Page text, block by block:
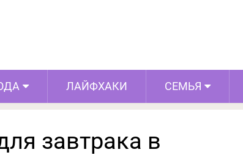
ЛАЙФХАКИ СЕМЬЯ
завтрака в микроволновке: всего 5
завтрака в